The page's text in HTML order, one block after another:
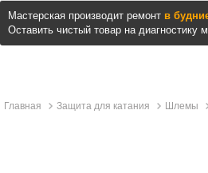
Мастерская производит ремонт в
Оставить чистый товар на диагностику
Главная Защита для катания Шлемы